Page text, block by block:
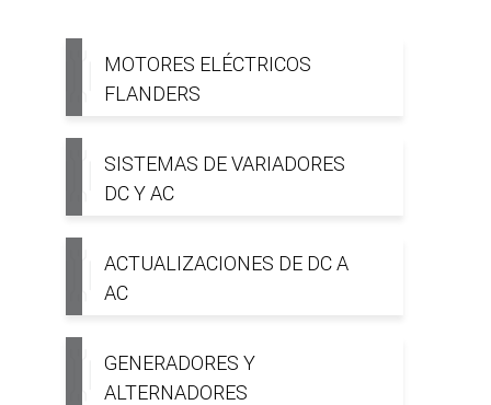
MOTORES ELÉCTRICOS
FLANDERS
SISTEMAS DE VARIADORES
DC Y AC
ACTUALIZACIONES DE DC A
AC
GENERADORES Y
ALTERNADORES